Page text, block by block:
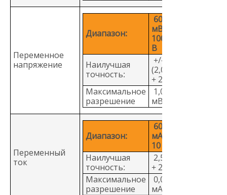
Переменное
напряжение
Диапазон:
600,0
мВ -
1000
В
Наилучшая
точность:
+/-
(2,0%
+ 2)
Максимальное
разрешение
1,0
мВ
Переменный
ток
Диапазон:
60,00
мА –
10 А
Наилучшая
точность:
2,5%
+ 2
Максимальное
разрешение
0,01
мA